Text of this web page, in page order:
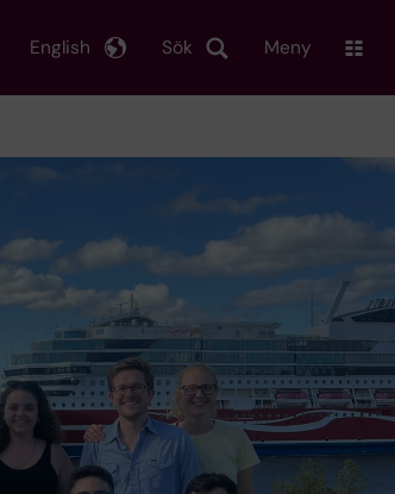
Sök
English Meny